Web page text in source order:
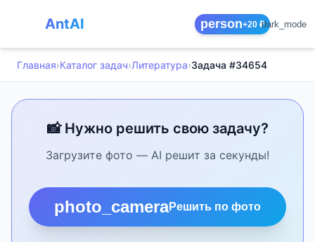
AntAI person+20 ₽dark_mode
Главная›Каталог задач›Литература›Задача #34654
📸 Нужно решить свою задачу?
Загрузите фото — AI решит за секунды!
photo_cameraРешить по фото